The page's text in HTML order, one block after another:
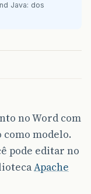
Java: dos
no Word com
modelo.
pode editar no
Apache